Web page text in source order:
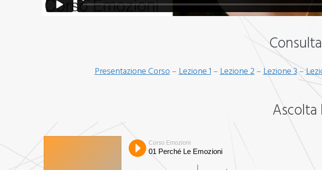
Presentazione Corso–Lezione 1–Lezione 2–Lezione 3–
Ascolta
Corso Emozioni
01 Perché Le Emozioni